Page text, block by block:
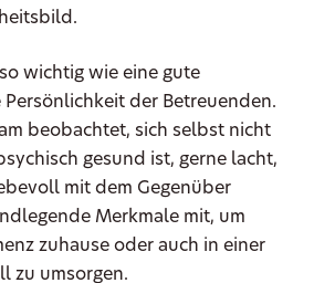
wichtig wie eine gute
der Betreuenden.
beobachtet, sich selbst nicht
gesund ist, gerne lacht,
mit dem Gegenüber
Merkmale mit, um
zuhause oder auch in einer
zu umsorgen.